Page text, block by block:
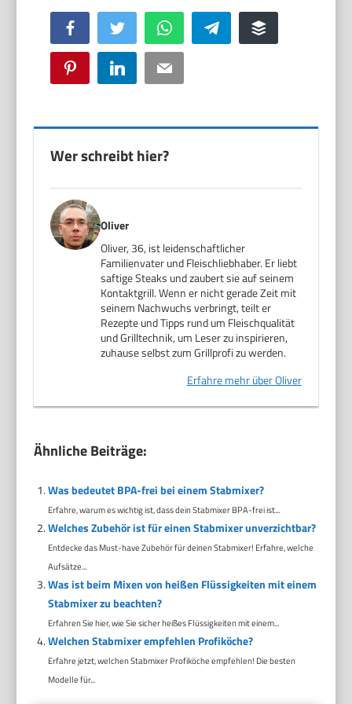
Facebook Twitter WhatsApp Telegram Buffer
Pinterest LinkedIn Email
Wer schreibt hier?
Oliver
Oliver, 36, ist leidenschaftlicher
Familienvater und Fleischliebhaber. Er liebt
saftige Steaks und zaubert sie auf seinem
Kontaktgrill. Wenn er nicht gerade Zeit mit
seinem Nachwuchs verbringt, teilt er
Rezepte und Tipps rund um Fleischqualität
und Grilltechnik, um Leser zu inspirieren,
zuhause selbst zum Grillprofi zu werden.
Erfahre mehr über Oliver
Ähnliche Beiträge:
Was bedeutet BPA-frei bei einem Stabmixer?
Erfahre, warum es wichtig ist, dass dein Stabmixer BPA-frei ist...
Welches Zubehör ist für einen Stabmixer unverzichtbar?
Entdecke das Must-have Zubehör für deinen Stabmixer! Erfahre, welche
Aufsätze...
Was ist beim Mixen von heißen Flüssigkeiten mit einem
Stabmixer zu beachten?
Erfahren Sie hier, wie Sie sicher heißes Flüssigkeiten mit einem...
Welchen Stabmixer empfehlen Profiköche?
Erfahre jetzt, welchen Stabmixer Profiköche empfehlen! Die besten
Modelle für...